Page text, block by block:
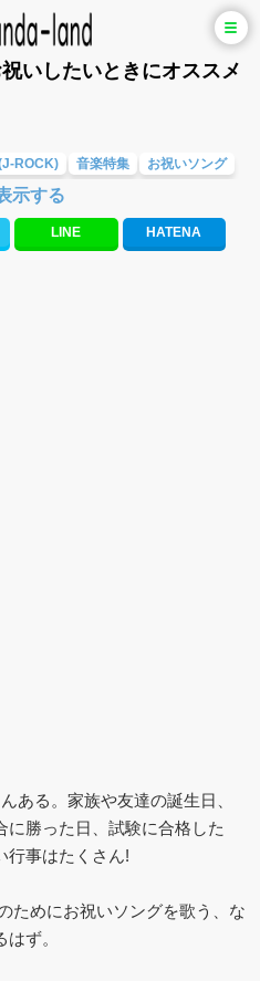
いしたいときにオススメ
ROCK) 音楽特集 お祝いソング
くるり
SCANDAL
示する
LINE HATENA
ある。家族や友達の誕生日、
勝った日、試験に合格した
行事はたくさん!
ためにお祝いソングを歌う、な
ず。